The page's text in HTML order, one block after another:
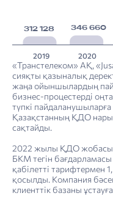
312 128 346 660
2019 2020
«Транстелеком» АҚ,
сияқты қазыналық
жаңа ойыншылардың
бизнес-процестерді
түпкі
Қазақстанның ҚДО
сақтайды.
2022 жылы ҚДО
БКМ тегін бағдарламасы
қабілетті тарифтермен
қосылды. Компания
клиенттік базаны